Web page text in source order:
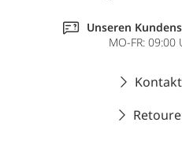
Unseren
MO-FR: